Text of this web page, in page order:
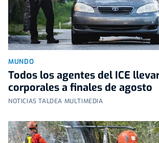
MUNDO
Todos los agentes del ICE
corporales a finales de agosto
NOTICIAS TALDEA MULTIMEDIA